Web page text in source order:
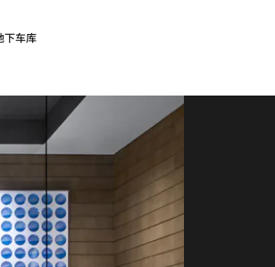
下车库